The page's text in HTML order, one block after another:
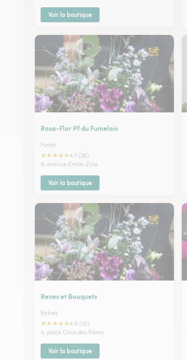
Voir la boutique
Rosa-Flor Pf du Fumelois
Fumel
★★★★★4.7 (36)
9, avenue Emile-Zola
Voir la boutique
Reves et Bouquets
Belves
★★★★★4.8 (35)
4, place Croix des Frères
Voir la boutique